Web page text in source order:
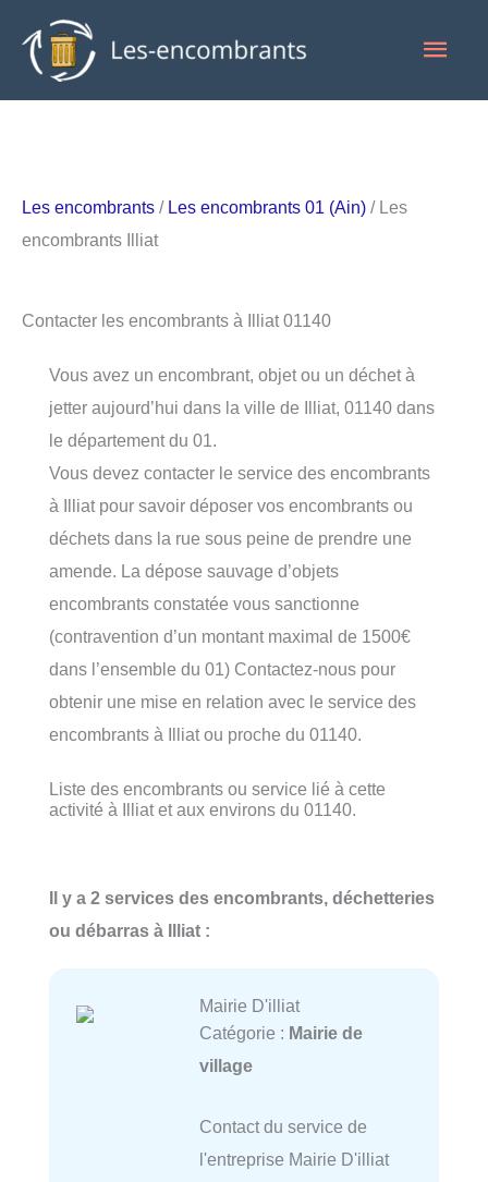
contenu
Les encombrants / Les encombrants 01 (Ain) / Les
encombrants Illiat
Contacter les encombrants à Illiat 01140
Vous avez un encombrant, objet ou un déchet à
jetter aujourd’hui dans la ville de Illiat, 01140 dans
le département du 01.
Vous devez contacter le service des encombrants
à Illiat pour savoir déposer vos encombrants ou
déchets dans la rue sous peine de prendre une
amende. La dépose sauvage d’objets
encombrants constatée vous sanctionne
(contravention d’un montant maximal de 1500€
dans l’ensemble du 01) Contactez-nous pour
obtenir une mise en relation avec le service des
encombrants à Illiat ou proche du 01140.
Liste des encombrants ou service lié à cette
activité à Illiat et aux environs du 01140.
Il y a 2 services des encombrants, déchetteries
ou débarras à Illiat :
Mairie D'illiat
Catégorie : Mairie de
village
Contact du service de
l'entreprise Mairie D'illiat